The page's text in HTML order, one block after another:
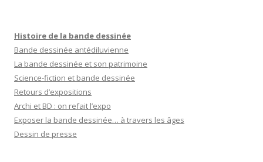
Histoire de la bande dessinée
Bande dessinée antédiluvienne
La bande dessinée et son patrimoine
Science-fiction et bande dessinée
Retours d’expositions
Archi et BD : on refait l’expo
Exposer la bande dessinée… à travers les âges
Dessin de presse